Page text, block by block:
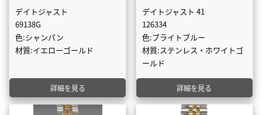
デイトジャスト
69138G
色:シャンパン
材質:イエローゴールド
詳細を見る
デイトジャスト 41
126334
色:ブライトブルー
材質:ステンレス・ホワイトゴ
ールド
詳細を見る